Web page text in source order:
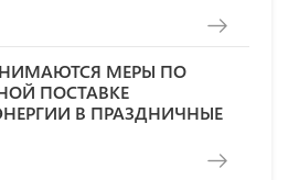
МЕРЫ ПО
ПОСТАВКЕ
В ПРАЗДНИЧНЫЕ